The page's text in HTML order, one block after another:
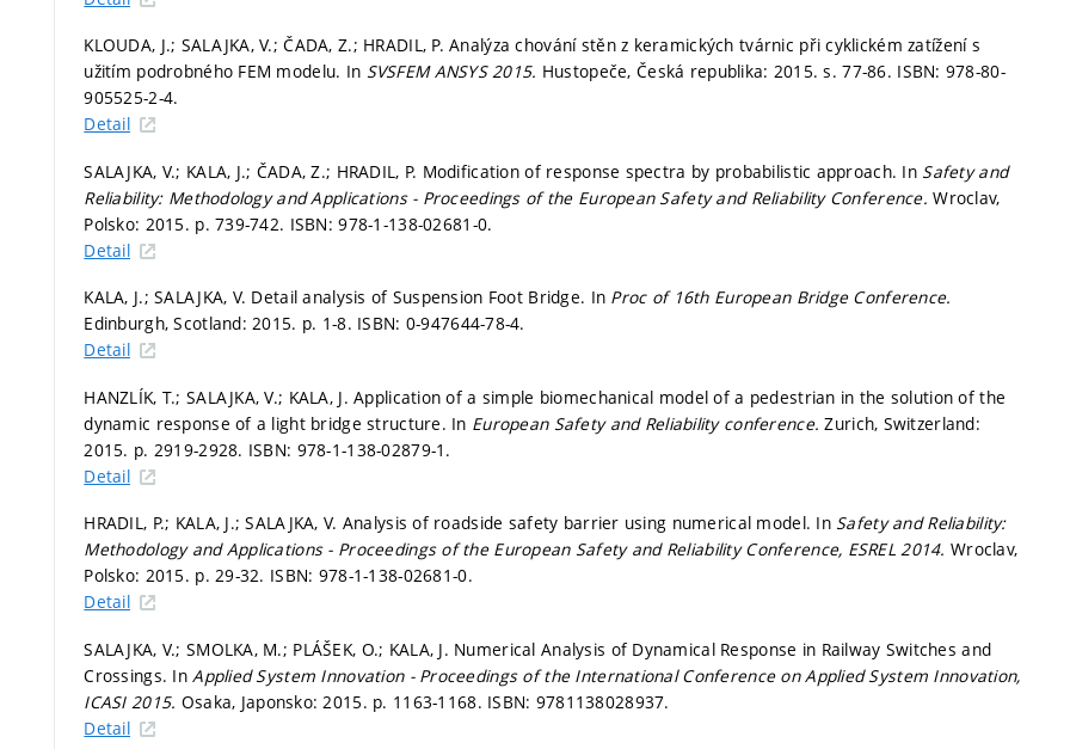
KLOUDA, J.; SALAJKA, V.; ČADA, Z.; HRADIL, P. Analýza chování stěn z keramických tvárnic při cyklickém zatížení s
užitím podrobného FEM modelu. In SVSFEM ANSYS 2015. Hustopeče, Česká republika: 2015.s. 77-86. ISBN: 978-80-
905525-2-4.
Detail
SALAJKA, V.; KALA, J.; ČADA, Z.; HRADIL, P. Modification of response spectra by probabilistic approach. In Safety and
Reliability: Methodology and Applications - Proceedings of the European Safety and Reliability Conference.Wroclav,
Polsko: 2015. p. 739-742. ISBN: 978-1-138-02681-0.
Detail
KALA, J.; SALAJKA, V. Detail analysis of Suspension Foot Bridge. In Proc of 16th European Bridge Conference.
Edinburgh, Scotland: 2015. p. 1-8. ISBN: 0-947644-78-4.
Detail
HANZLÍK, T.; SALAJKA, V.; KALA, J. Application of a simple biomechanical model of a pedestrian in the solution of the
dynamic response of a light bridge structure. In European Safety and Reliability conference.Zurich, Switzerland:
2015. p. 2919-2928. ISBN: 978-1-138-02879-1.
Detail
HRADIL, P.; KALA, J.; SALAJKA, V. Analysis of roadside safety barrier using numerical model. In Safety and Reliability:
Methodology and Applications - Proceedings of the European Safety and Reliability Conference, ESREL 2014.Wroclav,
Polsko: 2015. p. 29-32. ISBN: 978-1-138-02681-0.
Detail
SALAJKA, V.; SMOLKA, M.; PLÁŠEK, O.; KALA, J. Numerical Analysis of Dynamical Response in Railway Switches and
Crossings. InApplied System Innovation - Proceedings of the International Conference on Applied System Innovation,
ICASI 2015. Osaka, Japonsko: 2015. p. 1163-1168. ISBN: 9781138028937.
Detail